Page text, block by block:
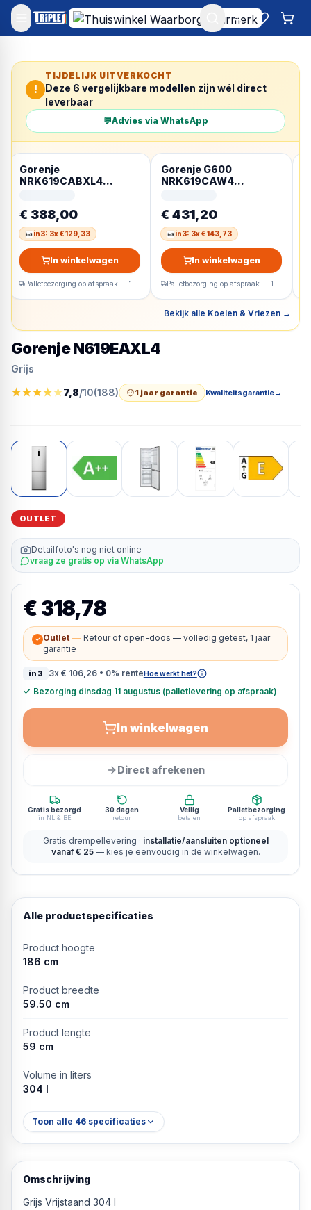
Mijn account
!
TIJDELIJK UITVERKOCHT
Deze 6 vergelijkbare modellen zijn wél direct
leverbaar
💬Advies via WhatsApp
Gorenje
NRK619CABXL4
€ 388,00
in3: 3x € 129,33
In winkelwagen
Gorenje G600
NRK619CAW4
€ 431,20
in3: 3x € 143,73
In winkelwagen
Bekijk alle Koelen & Vriezen →
Gorenje N619EAXL4
Grijs
★★★★★7,8/10(188) 1 jaar garantie Kwaliteitsgarantie→
OUTLET
Detailfoto's nog niet online —
vraag ze gratis op via WhatsApp
€ 318,78
✓ Outlet — Retour of open-doos — volledig getest, 1 jaar
garantie
in3 3x € 106,26• 0% renteHoe werkt het?
✓ Bezorging dinsdag 11 augustus (palletlevering op afspraak)
In winkelwagen
Direct afrekenen
Gratis bezorgd
in NL & BE
30 dagen
retour
Veilig
betalen
Palletbezorging
op afspraak
Gratis drempellevering · installatie/aansluiten optioneel
vanaf € 25 — kies je eenvoudig in de winkelwagen.
Alle productspecificaties
Product hoogte
186 cm
Product breedte
59.50 cm
Product lengte
59 cm
Volume in liters
304 l
Toon alle 46 specificaties
Omschrijving
Grijs Vrijstaand 304 l